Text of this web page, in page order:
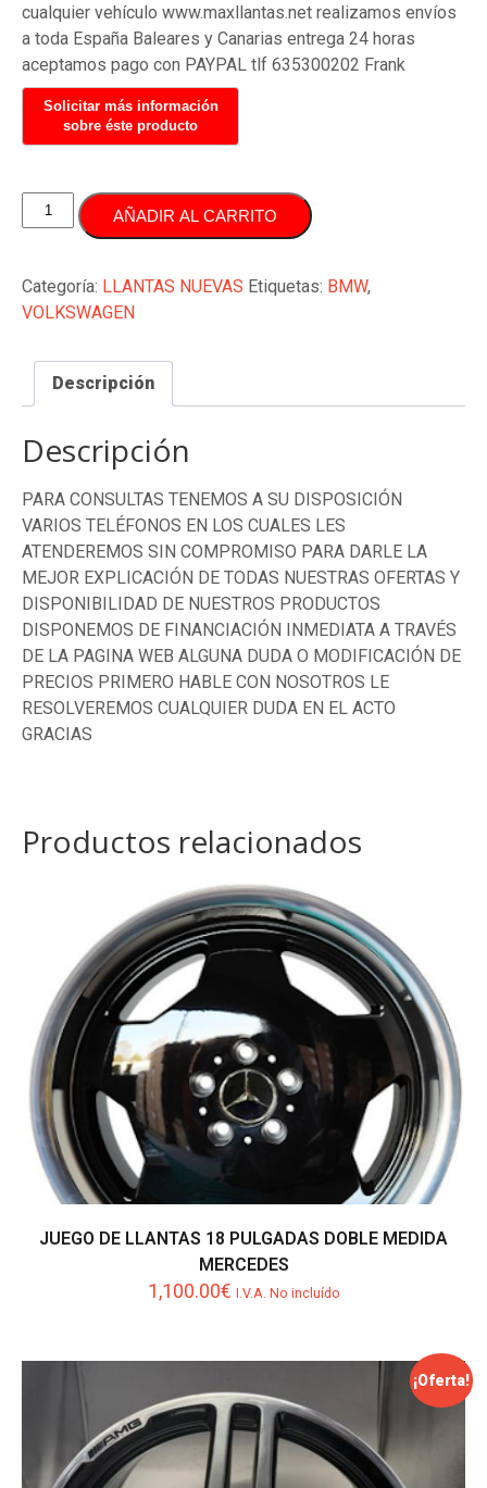
cualquier vehículo www.maxllantas.net realizamos envíos
a toda España Baleares y Canarias entrega 24 horas
aceptamos pago con PAYPAL tlf 635300202 Frank
LLANTAS
18
5X120
VOLKSWGEN
T6
CALIFORNIA
TRASPORTER
MULTIVAN
cantidad
AÑADIR AL CARRITO
Categoría: LLANTAS NUEVAS Etiquetas: BMW,
VOLKSWAGEN
Descripción
Descripción
PARA CONSULTAS TENEMOS A SU DISPOSICIÓN
VARIOS TELÉFONOS EN LOS CUALES LES
ATENDEREMOS SIN COMPROMISO PARA DARLE LA
MEJOR EXPLICACIÓN DE TODAS NUESTRAS OFERTAS Y
DISPONIBILIDAD DE NUESTROS PRODUCTOS
DISPONEMOS DE FINANCIACIÓN INMEDIATA A TRAVÉS
DE LA PAGINA WEB ALGUNA DUDA O MODIFICACIÓN DE
PRECIOS PRIMERO HABLE CON NOSOTROS LE
RESOLVEREMOS CUALQUIER DUDA EN EL ACTO
GRACIAS
Productos relacionados
JUEGO DE LLANTAS 18 PULGADAS DOBLE MEDIDA
MERCEDES
1,100.00€ I.V.A. No incluído
¡Oferta!